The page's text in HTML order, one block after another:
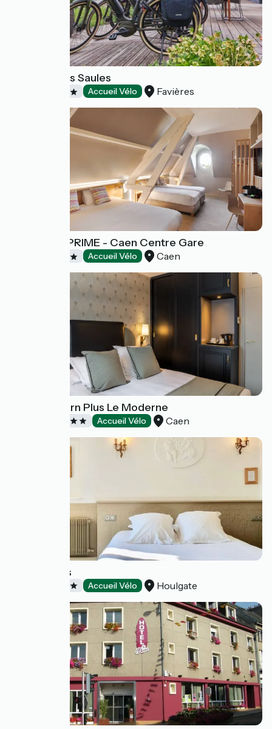
Domaine Les Saules
Accueil Vélo Favières
Campanile PRIME - Caen Centre Gare
Accueil Vélo Caen
Best Western Plus Le Moderne
Accueil Vélo Caen
Les Cabines
Accueil Vélo Houlgate